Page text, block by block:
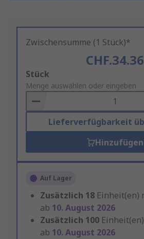
Zwischensumme (1 Stück)*
CHF.34.36
Add
to
Basket
Stück
Menge auswählen oder eingeben
Lieferverfügbarkeit
Hinzufügen
Auf Lager
Zusätzlich 18 Einheit(en)
ab 10. August 2026
Zusätzlich 100
ab 10. August 2026